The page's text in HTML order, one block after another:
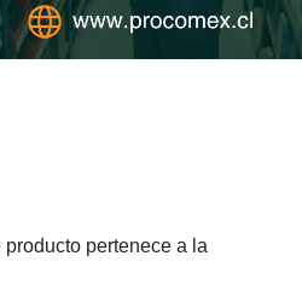
pertenece a la